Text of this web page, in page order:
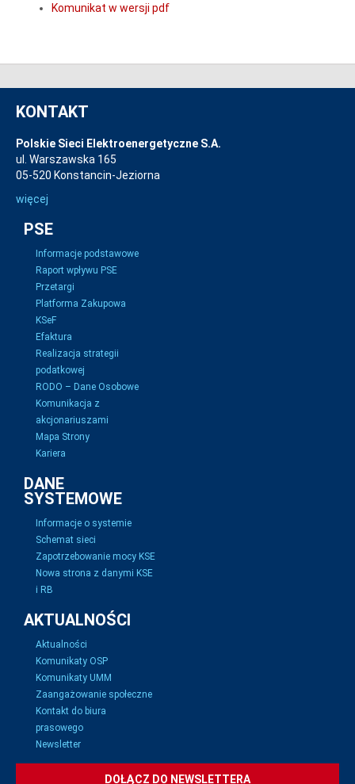
Komunikat w wersji pdf
KONTAKT
Polskie Sieci Elektroenergetyczne S.A.
ul. Warszawska 165
05-520 Konstancin-Jeziorna
więcej
PSE
Informacje podstawowe
Raport wpływu PSE
Przetargi
Platforma Zakupowa
KSeF
Efaktura
Realizacja strategii
podatkowej
RODO – Dane Osobowe
Komunikacja z
akcjonariuszami
Mapa Strony
Kariera
DANE
SYSTEMOWE
Informacje o systemie
Schemat sieci
Zapotrzebowanie mocy KSE
Nowa strona z danymi KSE
i RB
AKTUALNOŚCI
Aktualności
Komunikaty OSP
Komunikaty UMM
Zaangażowanie społeczne
Kontakt do biura
prasowego
Newsletter
DOŁĄCZ DO NEWSLETTERA